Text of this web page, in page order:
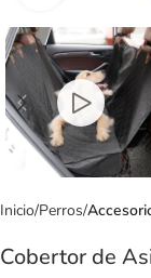
Inicio Perros
Cobertor de